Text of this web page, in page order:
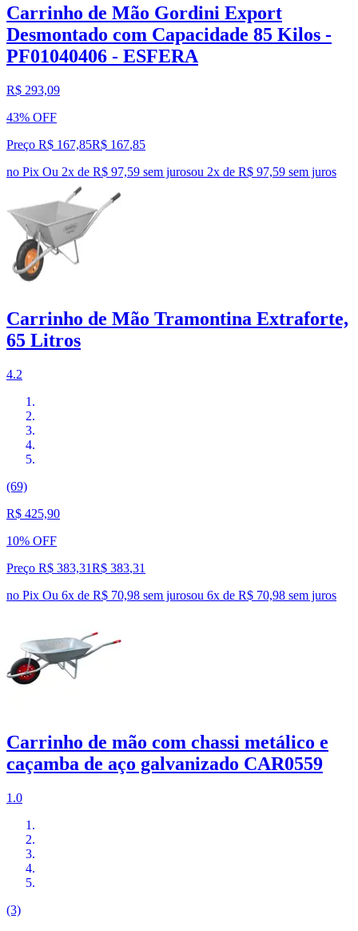
Carrinho de Mão Gordini Export
Desmontado com Capacidade 85 Kilos -
PF01040406 - ESFERA
R$ 293,09
43% OFF
Preço R$ 167,85R$ 167,85
no Pix Ou 2x de R$ 97,59 sem jurosou 2x de R$ 97,59 sem juros
Carrinho de Mão Tramontina Extraforte,
65 Litros
4.2
(69)
R$ 425,90
10% OFF
Preço R$ 383,31R$ 383,31
no Pix Ou 6x de R$ 70,98 sem jurosou 6x de R$ 70,98 sem juros
Carrinho de mão com chassi metálico e
caçamba de aço galvanizado CAR0559
1.0
(3)